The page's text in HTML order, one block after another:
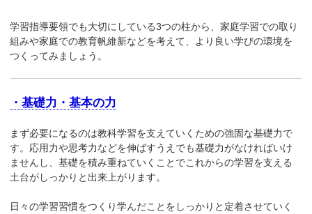
学習指導要領でも大切にしている3つの柱から、家庭学習での取り
組みや家庭での教育帆維新などを考えて、より良い学びの環境を
つくってみましょう。
・基礎力・基本の力
まず必要になるのは教科学習を支えていくための強固な基礎力で
す。応用力や思考力などを伸ばすうえでも基礎力がなければいけ
ませんし、基礎を積み重ねていくことでこれからの学習を支える
土台がしっかりと出来上がります。
日々の学習習慣をつくり学んだことをしっかりと定着させていく